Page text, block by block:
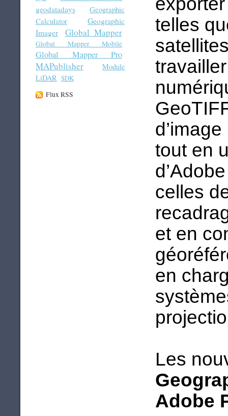
geodatadays
Geographic
Calculator
Geographic
Imager
Global Mapper
Global Mapper Mobile
Global Mapper Pro
MAPublisher
Module
LiDAR SDK
Flux RSS
telles
tout en
celles
et en
en
Les
Adobe